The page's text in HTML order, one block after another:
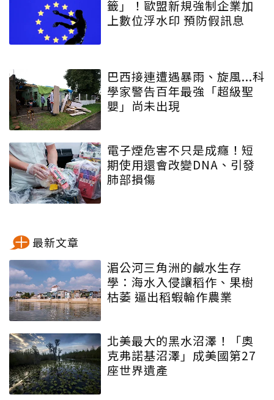
籤」！歐盟新規強制企業加
上數位浮水印 預防假訊息
巴西接連遭遇暴雨、旋風...科
學家警告百年最強「超級聖
嬰」尚未出現
電子煙危害不只是成癮！短
期使用還會改變DNA、引發
肺部損傷
最新文章
湄公河三角洲的鹹水生存
學：海水入侵讓稻作、果樹
枯萎 逼出稻蝦輪作農業
北美最大的黑水沼澤！「奧
克弗諾基沼澤」成美國第27
座世界遺產